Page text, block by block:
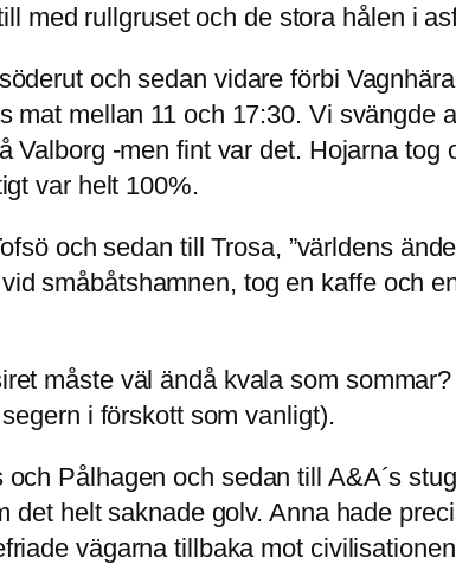
med rullgruset och de stora hålen i
och sedan vidare förbi
mat mellan 11 och 17:30. Vi
Valborg -men fint var det. Hojarna
var helt 100%.
och sedan till Trosa, ”världens
småbåtshamnen, tog en kaffe och
måste väl ändå kvala som
i förskott som vanligt).
Pålhagen och sedan till A&A´s
det helt saknade golv. Anna hade
vägarna tillbaka mot